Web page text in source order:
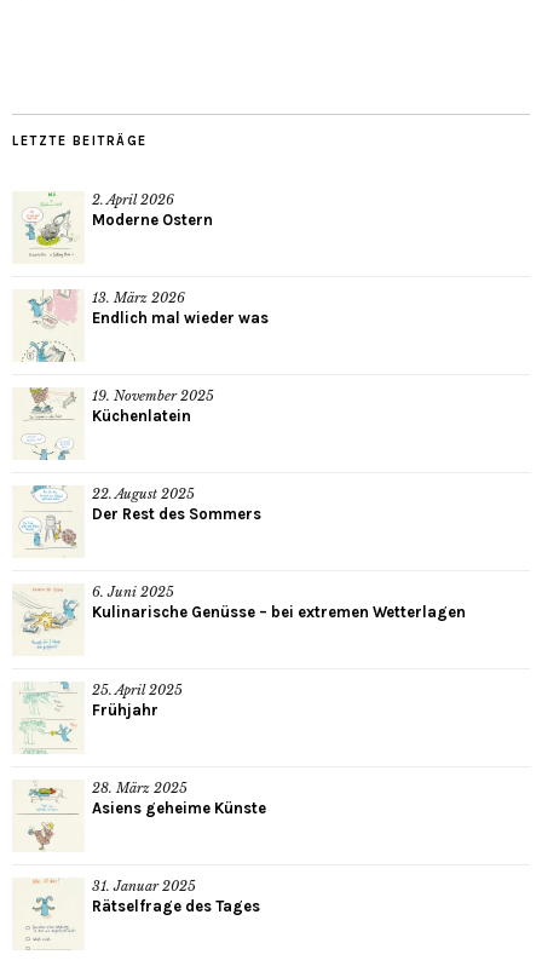
LETZTE BEITRÄGE
2. April 2026
Moderne Ostern
13. März 2026
Endlich mal wieder was
19. November 2025
Küchenlatein
22. August 2025
Der Rest des Sommers
6. Juni 2025
Kulinarische Genüsse – bei extremen Wetterlagen
25. April 2025
Frühjahr
28. März 2025
Asiens geheime Künste
31. Januar 2025
Rätselfrage des Tages